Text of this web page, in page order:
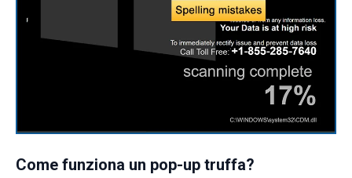
Come funziona un pop-up truffa?